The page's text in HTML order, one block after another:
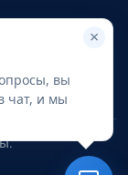
до 18
вы
чат, и мы
×